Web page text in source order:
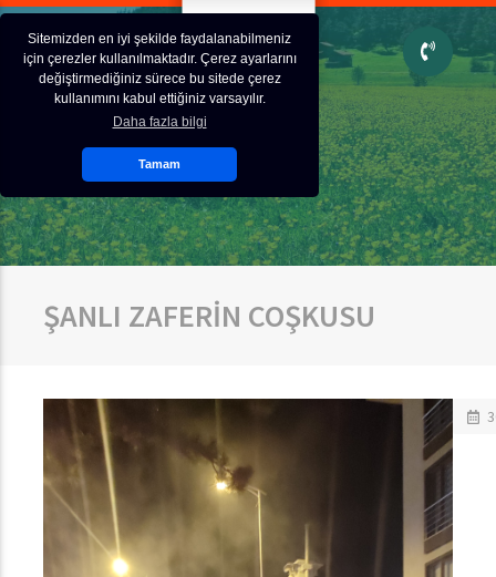
Sitemizden en iyi şekilde faydalanabilmeniz
için çerezler kullanılmaktadır. Çerez ayarlarını
değiştirmediğiniz sürece bu sitede çerez
kullanımını kabul ettiğiniz varsayılır.
Daha fazla bilgi
Tamam
ŞANLI ZAFERİN COŞKUSU